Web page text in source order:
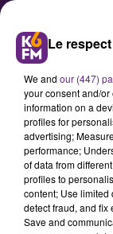
Pas de
du
Dijon
Le
We and our (447)
your consent and/
information on a
profiles for
advertising;
performance;
of data from
profiles to
content; Use limited
detect fraud, and fix
Save and